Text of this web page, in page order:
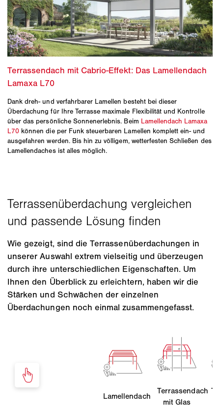
Dank dreh- und verfahrbarer Lamellen besteht bei dieser
Überdachung für Ihre Terrasse maximale Flexibilität und Kontrolle
über das persönliche Sonnenerlebnis. Beim Lamellendach Lamaxa
L70 können die per Funk steuerbaren Lamellen komplett ein- und
ausgefahren werden. Bis hin zu völligem, wetterfesten Schließen des
Lamellendaches ist alles möglich.
Wie gezeigt, sind die Terrassenüberdachungen in
unserer Auswahl extrem vielseitig und überzeugen
durch ihre unterschiedlichen Eigenschaften. Um
Ihnen den Überblick zu erleichtern, haben wir die
Stärken und Schwächen der einzelnen
Überdachungen noch einmal zusammengefasst.
Lamellendach
Terrassendach
mit Glas